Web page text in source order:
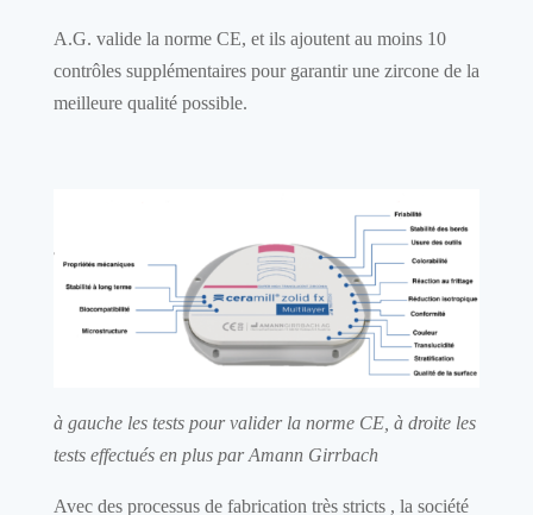
A.G. valide la norme CE, et ils ajoutent au moins 10
contrôles supplémentaires pour garantir une zircone de la
meilleure qualité possible.
à gauche les tests pour valider la norme CE, à droite les
tests effectués en plus par Amann Girrbach
Avec des processus de fabrication très stricts , la société